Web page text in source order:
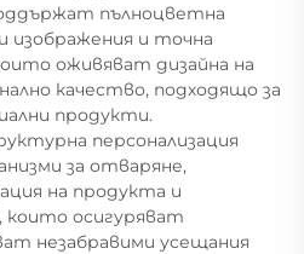
пълноцветна
изображения и точна
оживяват дизайна на
качество, подходящо за
продукти.
персонализация
за отваряне,
на продукта и
които осигуряват
незабравими усещания